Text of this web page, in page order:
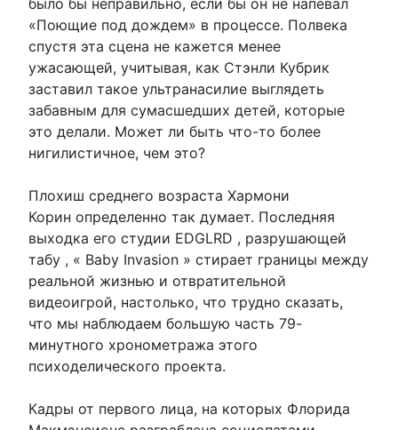
«Поющие под дождем» в процессе. Полвека
спустя эта сцена не кажется менее
ужасающей, учитывая, как Стэнли Кубрик
заставил такое ультранасилие выглядеть
забавным для сумасшедших детей, которые
это делали. Может ли быть что-то более
нигилистичное, чем это?
Плохиш среднего возраста Хармони
Корин определенно так думает. Последняя
выходка его студии EDGLRD , разрушающей
табу , « Baby Invasion » стирает границы между
реальной жизнью и отвратительной
видеоигрой, настолько, что трудно сказать,
что мы наблюдаем большую часть 79-
минутного хронометража этого
психоделического проекта.
Кадры от первого лица, на которых Флорида